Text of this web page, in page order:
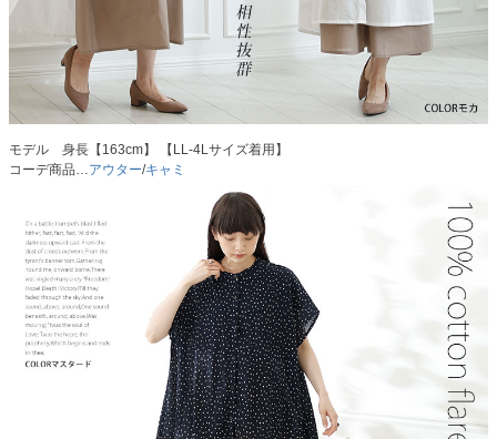
モデル 身長【163cm】 【LL-4Lサイズ着用】
コーデ商品… アウター/キャミ